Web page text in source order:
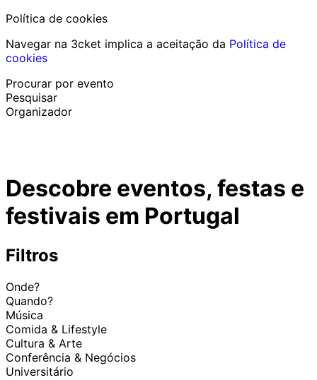
Política de cookies
Navegar na 3cket implica a aceitação da Política de
cookies
Procurar por evento
Pesquisar
Organizador
Ajuda ao participantePerdi o meu bilhete
Login Promover evento
Descobre eventos, festas e
festivais em Portugal
Filtros
Onde?
Quando?
Música
Comida & Lifestyle
Cultura & Arte
Conferência & Negócios
Universitário